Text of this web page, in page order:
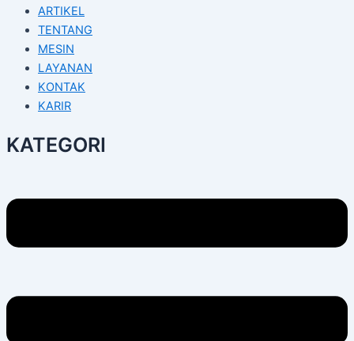
ARTIKEL
TENTANG
MESIN
LAYANAN
KONTAK
KARIR
KATEGORI